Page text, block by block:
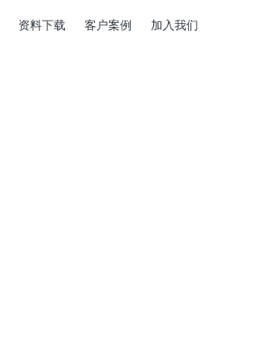
资料下载 客户案例 加入我们